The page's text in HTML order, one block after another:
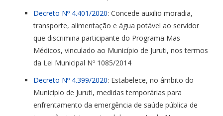
Decreto Nº 4.401/2020: Concede auxilio moradia,
transporte, alimentação e água potável ao servidor
que discrimina participante do Programa Mas
Médicos, vinculado ao Município de Juruti, nos termos
da Lei Municipal Nº 1085/2014
Decreto Nº 4.399/2020: Estabelece, no âmbito do
Município de Juruti, medidas temporárias para
enfrentamento da emergência de saúde pública de